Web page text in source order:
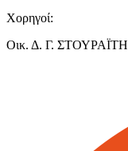
Χορηγοί:
Οικ. Δ. Γ. ΣΤΟΥΡΑΪΤΗ